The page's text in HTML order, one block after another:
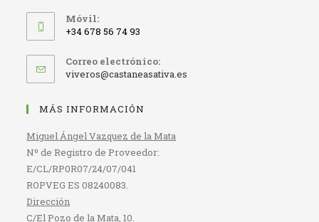
Móvil:
+34 678 56 74 93
Correo electrónico:
viveros@castaneasativa.es
MÁS INFORMACIÓN
Miguel Ángel Vazquez de la Mata
Nº de Registro de Proveedor:
E/CL/RP0R07/24/07/041
ROPVEG ES 08240083.
Dirección
C/El Pozo de la Mata, 10.